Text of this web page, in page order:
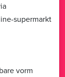
supermarkt
vorm